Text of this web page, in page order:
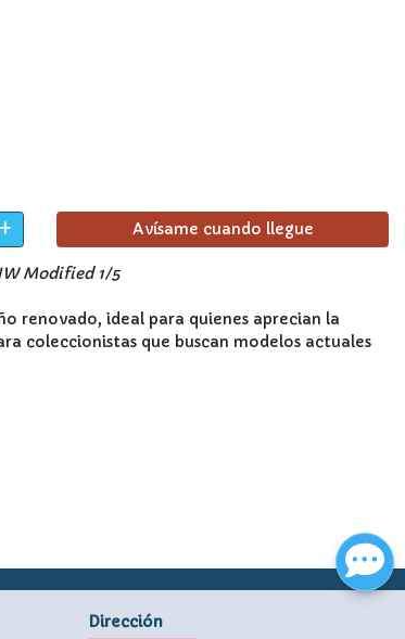
Avísame cuando llegue
Modified 1/5
renovado, ideal para quienes aprecian la
coleccionistas que buscan modelos actuales
Dirección